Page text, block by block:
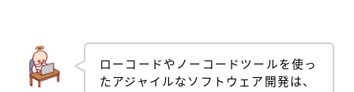
ローコードやノーコードツールを使っ
たアジャイルなソフトウェア開発は、